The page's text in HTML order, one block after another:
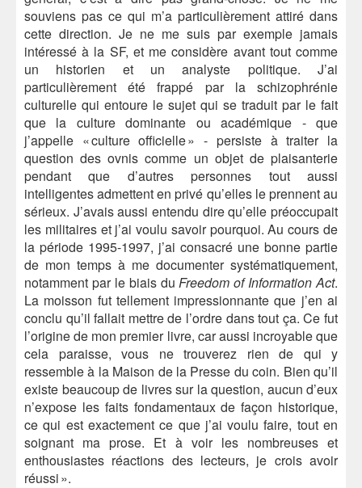
souviens pas ce qui m’a particulièrement attiré dans
cette direction. Je ne me suis par exemple jamais
intéressé à la SF, et me considère avant tout comme
un historien et un analyste politique. J’ai
particulièrement été frappé par la schizophrénie
culturelle qui entoure le sujet qui se traduit par le fait
que la culture dominante ou académique - que
j’appelle « culture officielle » - persiste à traiter la
question des ovnis comme un objet de plaisanterie
pendant que d’autres personnes tout aussi
intelligentes admettent en privé qu’elles le prennent au
sérieux. J’avais aussi entendu dire qu’elle préoccupait
les militaires et j’ai voulu savoir pourquoi. Au cours de
la période 1995-1997, j’ai consacré une bonne partie
de mon temps à me documenter systématiquement,
notamment par le biais duFreedom of Information Act.
La moisson fut tellement impressionnante que j’en ai
conclu qu’il fallait mettre de l’ordre dans tout ça. Ce fut
l’origine de mon premier livre, car aussi incroyable que
cela paraisse, vous ne trouverez rien de qui y
ressemble à la Maison de la Presse du coin. Bien qu’il
existe beaucoup de livres sur la question, aucun d’eux
n’expose les faits fondamentaux de façon historique,
ce qui est exactement ce que j’ai voulu faire, tout en
soignant ma prose. Et à voir les nombreuses et
enthousiastes réactions des lecteurs, je crois avoir
réussi ».